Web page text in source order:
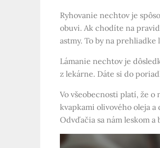
Ryhovanie nechtov je
obuvi. Ak chodíte na
astmy. To by na
Lámanie nechtov je
z lekárne. Dáte si do
Vo všeobecnosti platí, že o
kvapkami olivového oleja a
Odvďačia sa nám leskom a